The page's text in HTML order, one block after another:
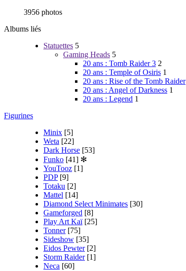
3956 photos
Albums liés
Statuettes 5
Gaming Heads 5
20 ans : Tomb Raider 3 2
20 ans : Temple of Osiris 1
20 ans : Rise of the Tomb Raider
20 ans : Angel of Darkness 1
20 ans : Legend 1
Figurines
Minix [5]
Weta [22]
Dark Horse [53]
Funko [41] ✻
YouTooz [1]
PDP [9]
Totaku [2]
Mattel [14]
Diamond Select Minimates [30]
Gameforged [8]
Play Art Kaï [25]
Tonner [75]
Sideshow [35]
Eidos Pewter [2]
Storm Raider [1]
Neca [60]